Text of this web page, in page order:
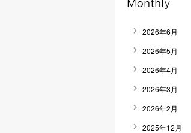
2026年6月
2026年5月
2026年4月
2026年3月
2026年2月
2025年12月